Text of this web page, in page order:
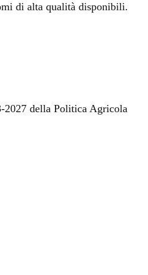
di alta qualità disponibili.
2027 della Politica Agricola